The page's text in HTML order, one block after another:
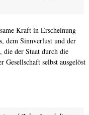
Kraft in Erscheinung
dem Sinnverlust und der
die der Staat durch die
Gesellschaft selbst ausgelöst